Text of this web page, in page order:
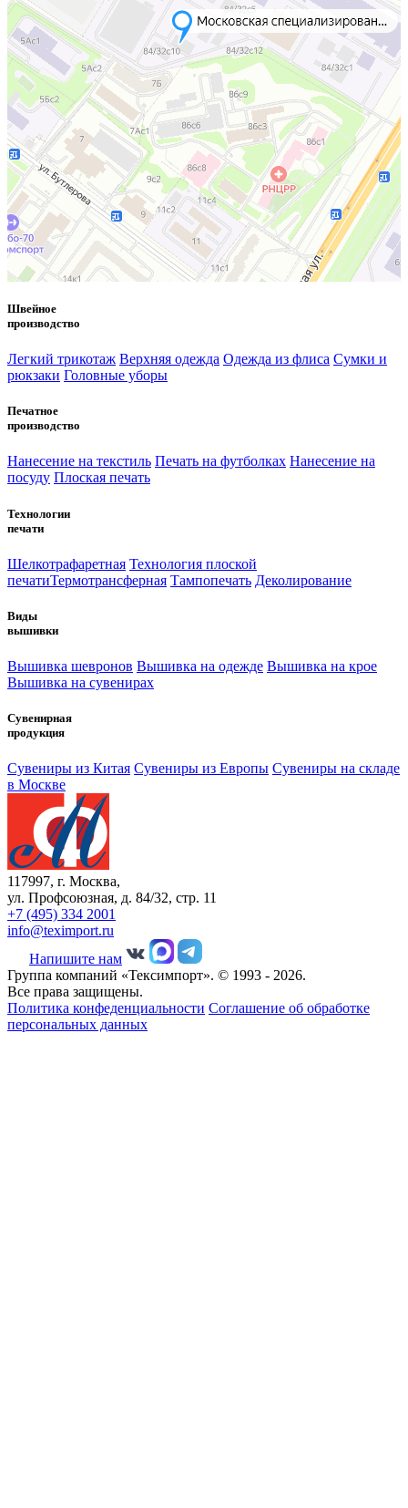
Швейное
производство
Легкий трикотаж Верхняя одежда Одежда из флиса Сумки и
рюкзаки Головные уборы
Печатное
производство
Нанесение на текстиль Печать на футболках Нанесение на
посуду Плоская печать
Технологии
печати
Шелкотрафаретная Технология плоской
печатиТермотрансферная Тампопечать Деколирование
Виды
вышивки
Вышивка шевронов Вышивка на одежде Вышивка на крое
Вышивка на сувенирах
Сувенирная
продукция
Сувениры из Китая Сувениры из Европы Сувениры на складе
в Москве
117997, г. Москва,
ул. Профсоюзная, д. 84/32, стр. 11
+7 (495) 334 2001
info@teximport.ru
Напишите нам
Группа компаний «Тексимпорт». © 1993 - 2026.
Все права защищены.
Политика конфеденциальности Соглашение об обработке
персональных данных